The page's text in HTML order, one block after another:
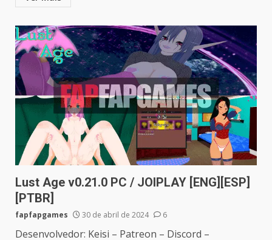
Lust Age v0.21.0 PC / JOIPLAY [ENG][ESP]
[PTBR]
fapfapgames 30 de abril de 2024 6
Desenvolvedor: Keisi – Patreon – Discord –